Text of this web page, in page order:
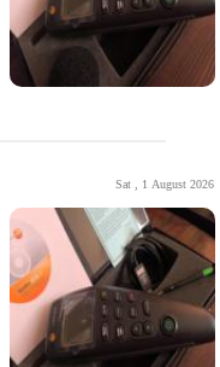
Sat , 1 August 2026